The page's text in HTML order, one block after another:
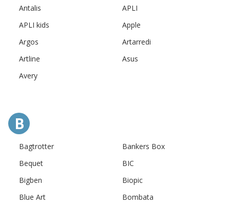
Antalis
APLI
APLI kids
Apple
Argos
Artarredi
Artline
Asus
Avery
B
Bagtrotter
Bankers Box
Bequet
BIC
Bigben
Biopic
Blue Art
Bombata